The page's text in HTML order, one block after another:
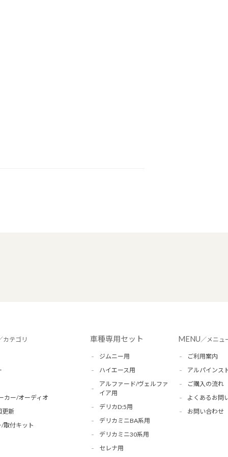
カテゴリ
カー/オーディオ
更新
取付キット
車種専用セット
ジムニー用
ハイエース用
アルファード/ヴェルファ
イア用
デリカD:5用
デリカミニBA系用
デリカミニ30系用
セレナ用
MENU ／メニュ
ご利用案内
アルパインス
ご購入の流れ
よくあるお問
お問い合わせ